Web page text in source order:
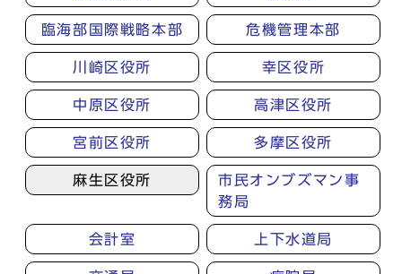
臨海部国際戦略本部 危機管理本部
川崎区役所 幸区役所
中原区役所 高津区役所
宮前区役所 多摩区役所
麻生区役所
市民オンブズマン事
務局
会計室 上下水道局